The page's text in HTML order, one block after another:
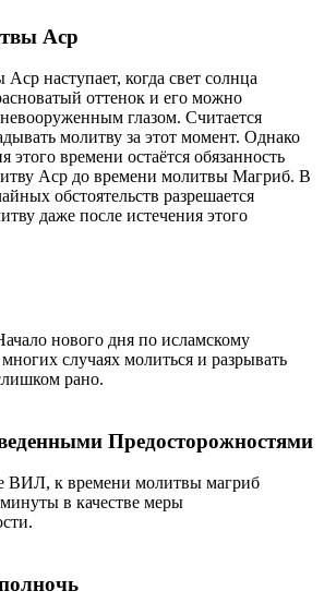
Аср
наступает, когда свет солнца
оттенок и его можно
глазом. Считается
молитву за этот момент. Однако
этого времени остаётся обязанность
Аср до времени молитвы Магриб. В
обстоятельств разрешается
даже после истечения этого
нового дня по исламскому
случаях молиться и разрывать
рано.
Предосторожностями
ВИЛ, к времени молитвы магриб
в качестве меры